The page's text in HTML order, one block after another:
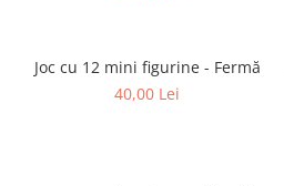
Joc cu 12 mini figurine - Fermă
40,00 Lei